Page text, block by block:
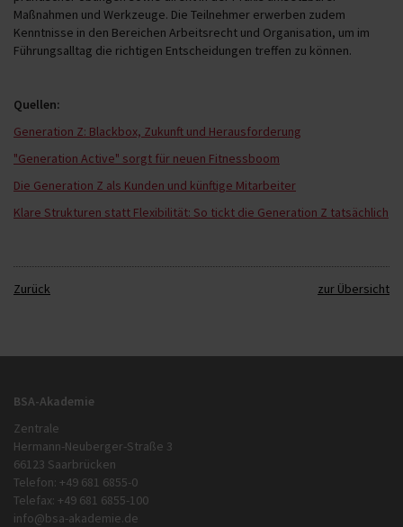
Maßnahmen und Werkzeuge. Die Teilnehmer erwerben zudem
Kenntnisse in den Bereichen Arbeitsrecht und Organisation, um im
Führungsalltag die richtigen Entscheidungen treffen zu können.
Quellen:
Generation Z: Blackbox, Zukunft und Herausforderung
"Generation Active" sorgt für neuen Fitnessboom
Die Generation Z als Kunden und künftige Mitarbeiter
Klare Strukturen statt Flexibilität: So tickt die Generation Z tatsächlich
Zurück zur Übersicht
BSA-Akademie
Zentrale
Hermann-Neuberger-Straße 3
66123 Saarbrücken
Telefon: +49 681 6855-0
Telefax: +49 681 6855-100
info@bsa-akademie.de